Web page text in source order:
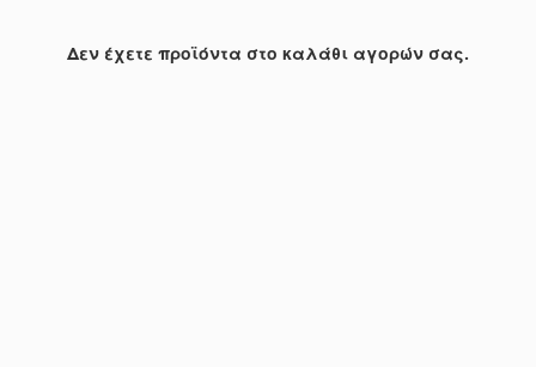
Δεν έχετε προϊόντα στο καλάθι αγορών σας.